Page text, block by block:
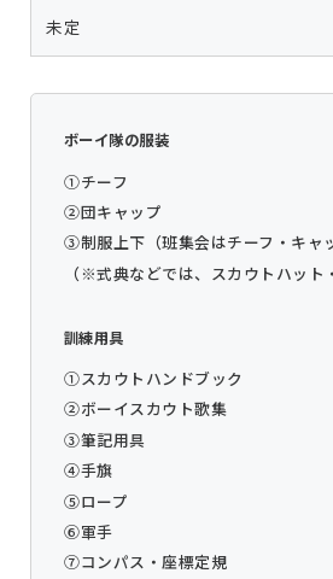
未定
ボーイ隊の服装
①チーフ
②団キャップ
③制服上下（班集会はチーフ・キャ
（※式典などでは、スカウトハット
訓練用具
①スカウトハンドブック
②ボーイスカウト歌集
③筆記用具
④手旗
⑤ロープ
⑥軍手
⑦コンパス・座標定規